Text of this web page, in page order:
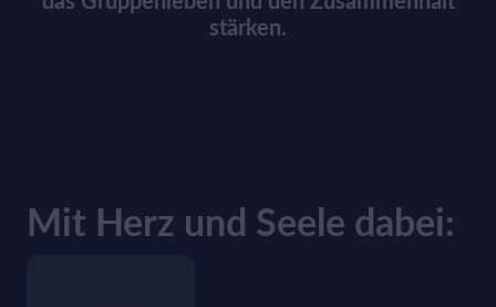
stärken.
Mit Herz und Seele dabei: